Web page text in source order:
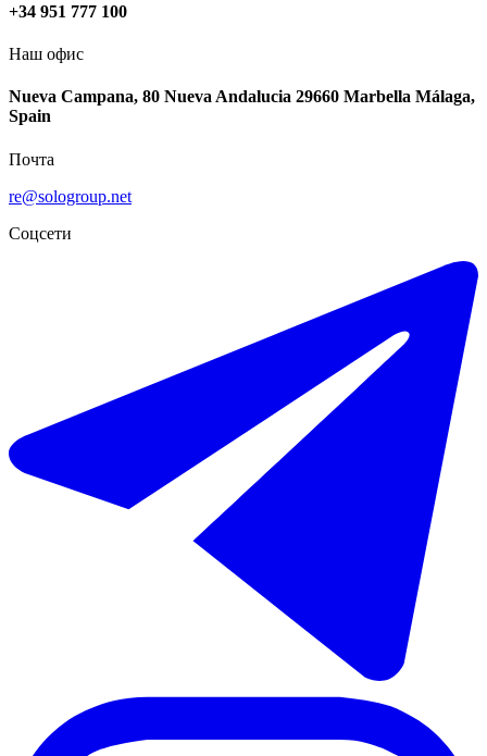
+34 951 777 100
Наш офис
Nueva Campana, 80 Nueva Andalucia 29660 Marbella Málaga,
Spain
Почта
re@sologroup.net
Соцсети